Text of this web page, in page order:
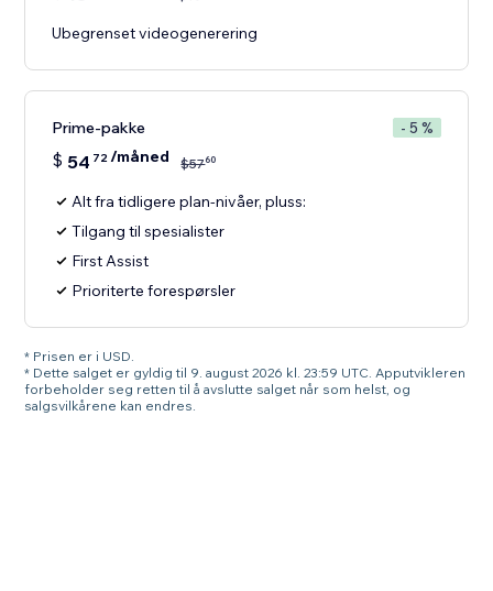
Ubegrenset videogenerering
Prime-pakke - 5 %
$ 54 72/måned $5760
Alt fra tidligere plan-nivåer, pluss:
Tilgang til spesialister
First Assist
Prioriterte forespørsler
* Prisen er i USD.
* Dette salget er gyldig til 9. august 2026 kl. 23:59 UTC. Apputvikleren
forbeholder seg retten til å avslutte salget når som helst, og
salgsvilkårene kan endres.